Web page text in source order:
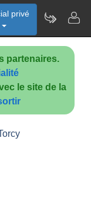
partenaires.
le site de la
privé